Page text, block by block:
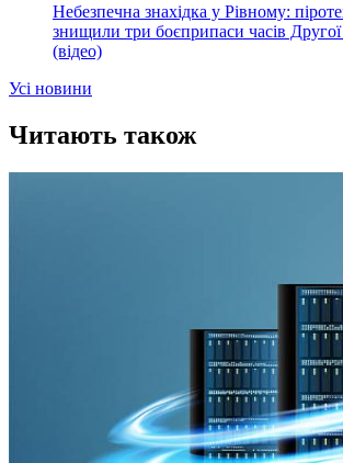
Небезпечна знахідка у Рівному:
знищили три боєприпаси часів Другої
(відео)
Усi новини
Читають також